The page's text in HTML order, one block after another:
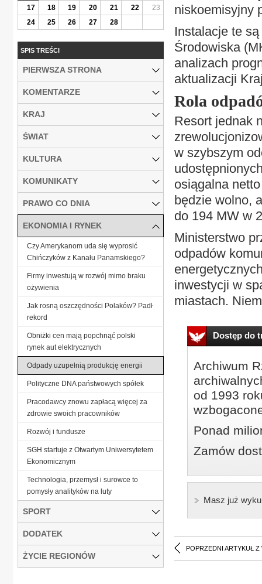
niskoemisyjny
Instalacje te
Środowiska
analizach
aktualizacji
Rola
Resort jednak
w szybszym
osiągalna
będzie wolno,
do 194 MW w
Ministerstwo
odpadów
inwestycji w
miastach.
Dostęp do
Archiwum
od 1993
Ponad
Zamów
Masz już
POPRZEDNI ARTYKUŁ Z
17
18 19 20 21 22
23
24
25 26 27 28
SPIS TREŚCI
PIERWSZA STRONA
KOMENTARZE
KRAJ
ŚWIAT
KULTURA
KOMUNIKATY
PRAWO CO DNIA
EKONOMIA I RYNEK
Czy Amerykanom uda się wyprosić
Chińczyków z Kanału Panamskiego?
Firmy inwestują w rozwój mimo braku
ożywienia
Jak rosną oszczędności Polaków? Padł
rekord
Obniżki cen mają popchnąć polski
rynek aut elektrycznych
Odpady uzupełnią produkcję energii
Polityczne DNA państwowych spółek
Pracodawcy znowu zapłacą więcej za
zdrowie swoich pracowników
Rozwój i fundusze
SGH startuje z Otwartym Uniwersytetem
Ekonomicznym
Technologia, przemysł i surowce to
pomysły analityków na luty
SPORT
DODATEK
ŻYCIE REGIONÓW